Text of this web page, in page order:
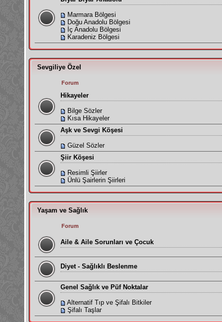
Marmara Bölgesi
Doğu Anadolu Bölgesi
İç Anadolu Bölgesi
Karadeniz Bölgesi
Sevgiliye Özel
Forum
Hikayeler
Bilge Sözler
Kısa Hikayeler
Aşk ve Sevgi Köşesi
Güzel Sözler
Şiir Köşesi
Resimli Şiirler
Ünlü Şairlerin Şiirleri
Yaşam ve Sağlık
Forum
Aile & Aile Sorunları ve Çocuk
Diyet - Sağlıklı Beslenme
Genel Sağlık ve Püf Noktalar
Alternatif Tıp ve Şifalı Bitkiler
Şifalı Taşlar